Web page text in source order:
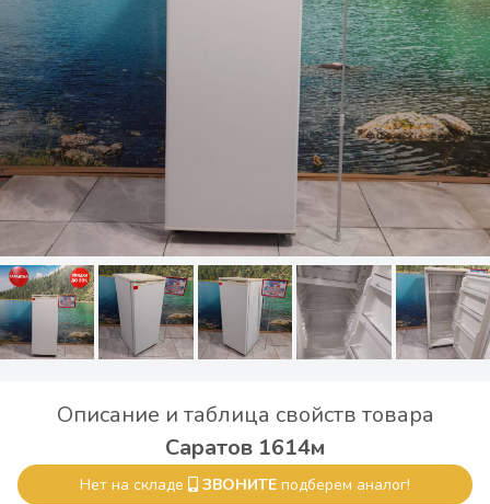
Описание и таблица свойств товара
Саратов 1614м
Нет на складе ЗВОНИТЕ подберем аналог!